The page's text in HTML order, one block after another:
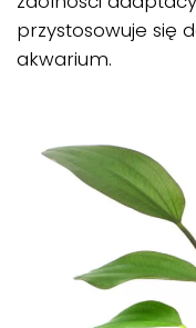
przystosowuje się
akwarium.